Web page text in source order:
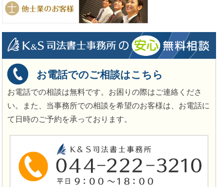
お電話でのご相談はこちら
お電話での相談は無料です。お困りの際はご連絡くださ
い。また、当事務所での相談を希望のお客様は、お電話に
て日時のご予約を承っております。